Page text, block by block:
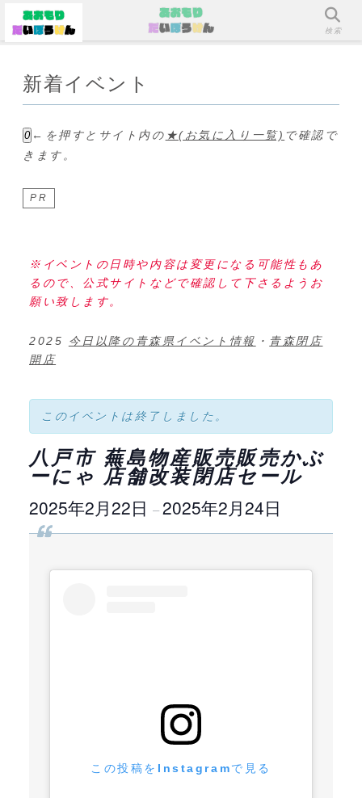
新着イベント
0 ←を押すとサイト内の ★(お気に入り一覧) で確認で
きます。
PR
※イベントの日時や内容は変更になる可能性もあ
るので、公式サイトなどで確認して下さるようお
願い致します。
2025 今日以降の青森県イベント情報 ・ 青森閉店
開店
このイベントは終了しました。
八戸市 蕪島物産販売販売かぶ
ーにゃ 店舗改装閉店セール
2025年2月22日 – 2025年2月24日
この投稿をInstagramで見る
メニュー 検索